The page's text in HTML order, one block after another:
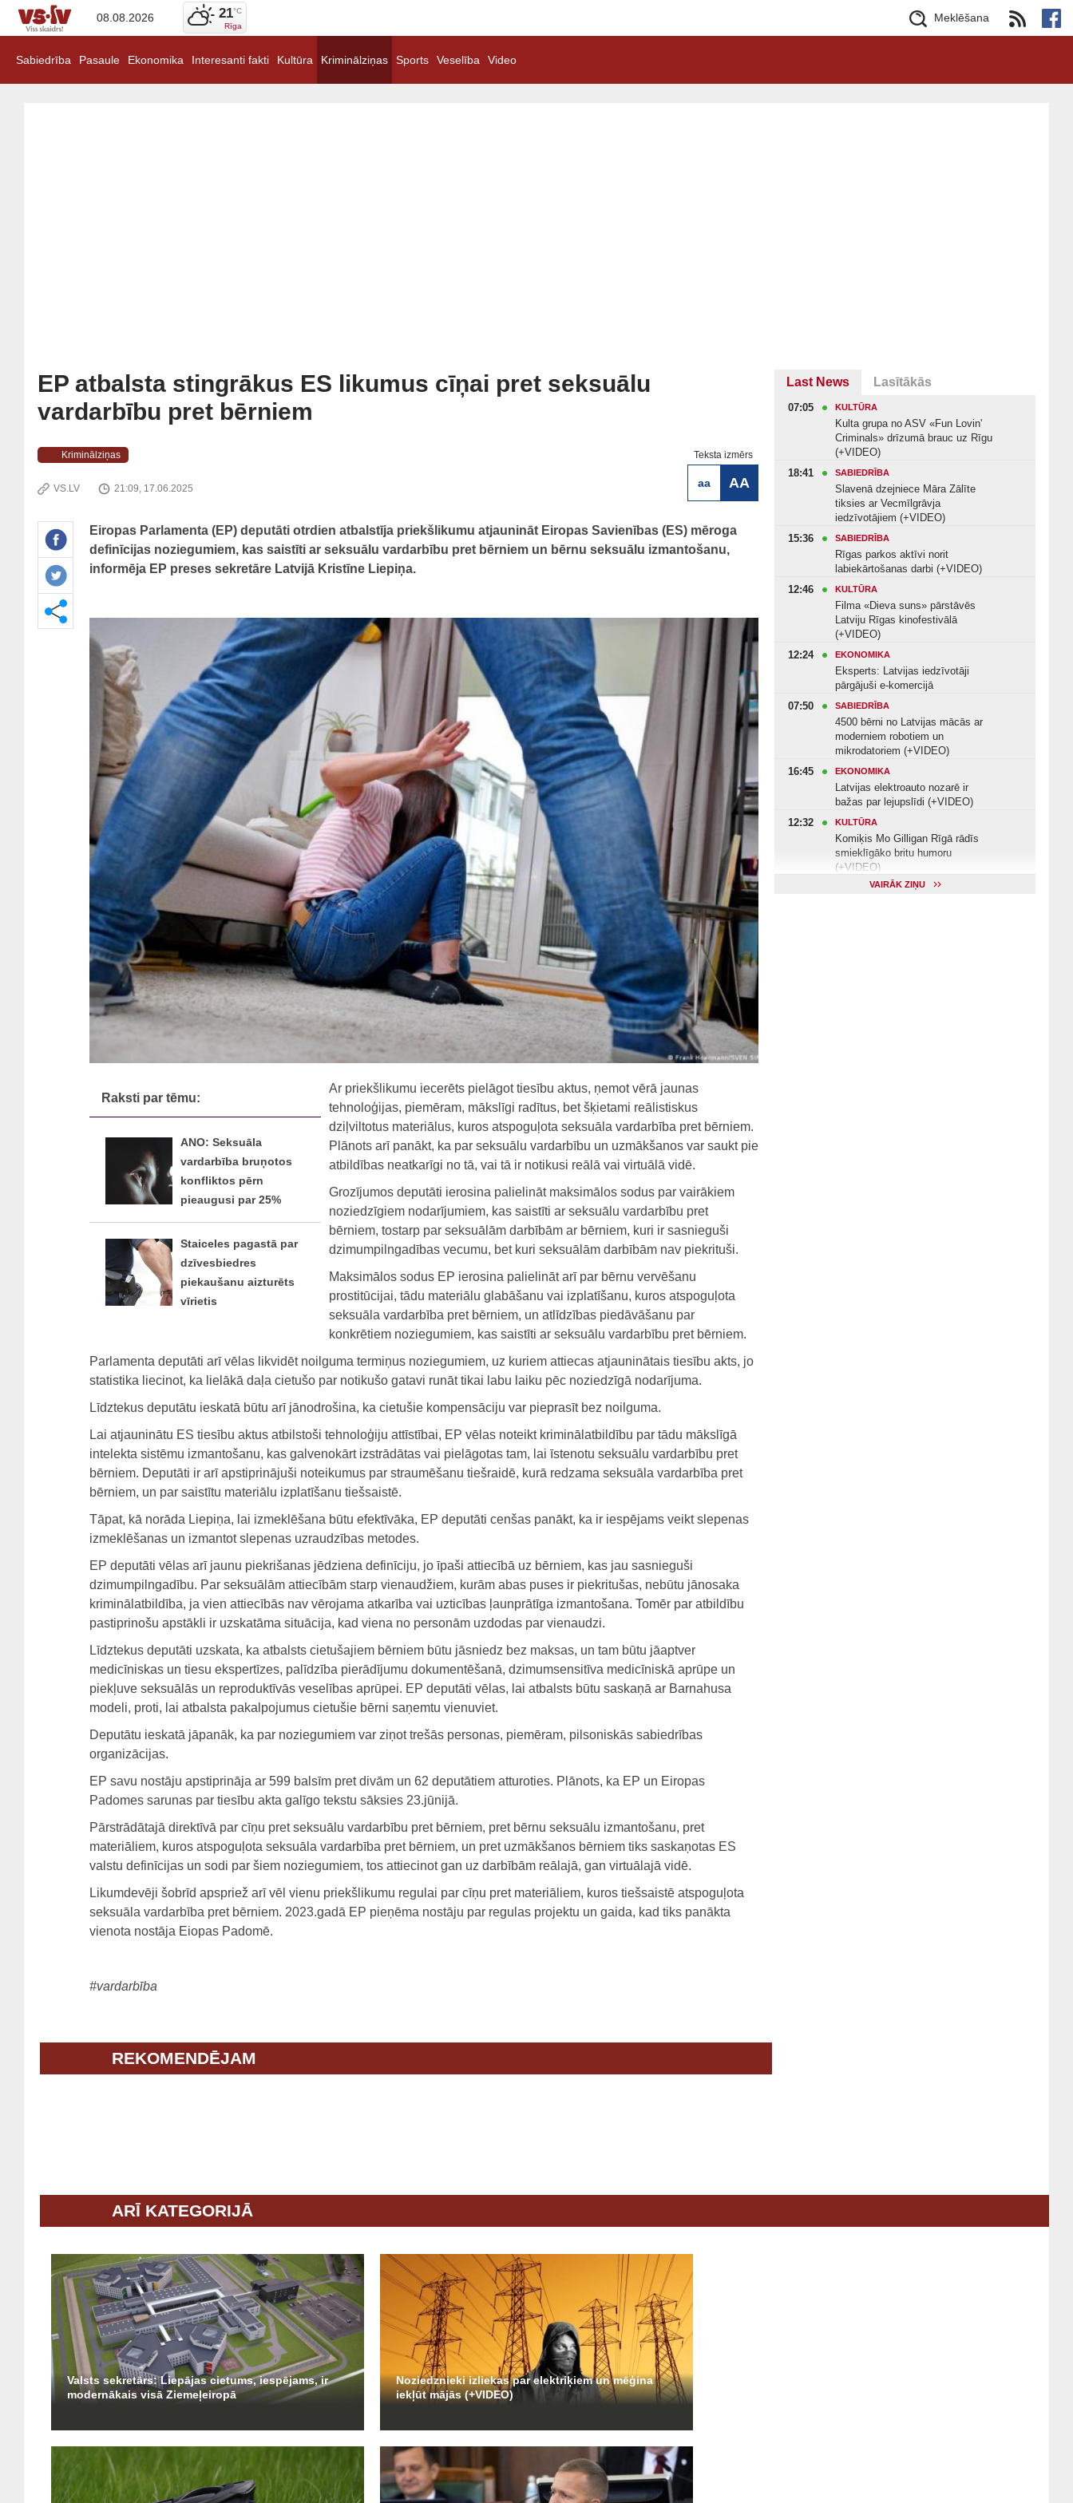
08.08.2026 21°C
Rīga
Meklēšana
Sabiedrība Pasaule Ekonomika Interesanti fakti Kultūra Kriminālziņas Sports Veselība Video
EP atbalsta stingrākus ES likumus cīņai pret seksuālu
vardarbību pret bērniem
Teksta izmērs
aa AA
Kriminālziņas
VS.LV 21:09, 17.06.2025
Eiropas Parlamenta (EP) deputāti otrdien atbalstīja priekšlikumu atjaunināt Eiropas Savienības (ES) mēroga
definīcijas noziegumiem, kas saistīti ar seksuālu vardarbību pret bērniem un bērnu seksuālu izmantošanu,
informēja EP preses sekretāre Latvijā Kristīne Liepiņa.
Raksti par tēmu:
ANO: Seksuāla
vardarbība bruņotos
konfliktos pērn
pieaugusi par 25%
Staiceles pagastā par
dzīvesbiedres
piekaušanu aizturēts
vīrietis
Ar priekšlikumu iecerēts pielāgot tiesību aktus, ņemot vērā jaunas
tehnoloģijas, piemēram, mākslīgi radītus, bet šķietami reālistiskus
dziļviltotus materiālus, kuros atspoguļota seksuāla vardarbība pret bērniem.
Plānots arī panākt, ka par seksuālu vardarbību un uzmākšanos var saukt pie
atbildības neatkarīgi no tā, vai tā ir notikusi reālā vai virtuālā vidē.
Grozījumos deputāti ierosina palielināt maksimālos sodus par vairākiem
noziedzīgiem nodarījumiem, kas saistīti ar seksuālu vardarbību pret
bērniem, tostarp par seksuālām darbībām ar bērniem, kuri ir sasnieguši
dzimumpilngadības vecumu, bet kuri seksuālām darbībām nav piekrituši.
Maksimālos sodus EP ierosina palielināt arī par bērnu vervēšanu
prostitūcijai, tādu materiālu glabāšanu vai izplatīšanu, kuros atspoguļota
seksuāla vardarbība pret bērniem, un atlīdzības piedāvāšanu par
konkrētiem noziegumiem, kas saistīti ar seksuālu vardarbību pret bērniem.
Parlamenta deputāti arī vēlas likvidēt noilguma termiņus noziegumiem, uz kuriem attiecas atjauninātais tiesību akts, jo
statistika liecinot, ka lielākā daļa cietušo par notikušo gatavi runāt tikai labu laiku pēc noziedzīgā nodarījuma.
Līdztekus deputātu ieskatā būtu arī jānodrošina, ka cietušie kompensāciju var pieprasīt bez noilguma.
Lai atjauninātu ES tiesību aktus atbilstoši tehnoloģiju attīstībai, EP vēlas noteikt kriminālatbildību par tādu mākslīgā
intelekta sistēmu izmantošanu, kas galvenokārt izstrādātas vai pielāgotas tam, lai īstenotu seksuālu vardarbību pret
bērniem. Deputāti ir arī apstiprinājuši noteikumus par straumēšanu tiešraidē, kurā redzama seksuāla vardarbība pret
bērniem, un par saistītu materiālu izplatīšanu tiešsaistē.
Tāpat, kā norāda Liepiņa, lai izmeklēšana būtu efektīvāka, EP deputāti cenšas panākt, ka ir iespējams veikt slepenas
izmeklēšanas un izmantot slepenas uzraudzības metodes.
EP deputāti vēlas arī jaunu piekrišanas jēdziena definīciju, jo īpaši attiecībā uz bērniem, kas jau sasnieguši
dzimumpilngadību. Par seksuālām attiecībām starp vienaudžiem, kurām abas puses ir piekritušas, nebūtu jānosaka
kriminālatbildība, ja vien attiecībās nav vērojama atkarība vai uzticības ļaunprātīga izmantošana. Tomēr par atbildību
pastiprinošu apstākli ir uzskatāma situācija, kad viena no personām uzdodas par vienaudzi.
Līdztekus deputāti uzskata, ka atbalsts cietušajiem bērniem būtu jāsniedz bez maksas, un tam būtu jāaptver
medicīniskas un tiesu ekspertīzes, palīdzība pierādījumu dokumentēšanā, dzimumsensitīva medicīniskā aprūpe un
piekļuve seksuālās un reproduktīvās veselības aprūpei. EP deputāti vēlas, lai atbalsts būtu saskaņā ar Barnahusa
modeli, proti, lai atbalsta pakalpojumus cietušie bērni saņemtu vienuviet.
Deputātu ieskatā jāpanāk, ka par noziegumiem var ziņot trešās personas, piemēram, pilsoniskās sabiedrības
organizācijas.
EP savu nostāju apstiprināja ar 599 balsīm pret divām un 62 deputātiem atturoties. Plānots, ka EP un Eiropas
Padomes sarunas par tiesību akta galīgo tekstu sāksies 23.jūnijā.
Pārstrādātajā direktīvā par cīņu pret seksuālu vardarbību pret bērniem, pret bērnu seksuālu izmantošanu, pret
materiāliem, kuros atspoguļota seksuāla vardarbība pret bērniem, un pret uzmākšanos bērniem tiks saskaņotas ES
valstu definīcijas un sodi par šiem noziegumiem, tos attiecinot gan uz darbībām reālajā, gan virtuālajā vidē.
Likumdevēji šobrīd apspriež arī vēl vienu priekšlikumu regulai par cīņu pret materiāliem, kuros tiešsaistē atspoguļota
seksuāla vardarbība pret bērniem. 2023.gadā EP pieņēma nostāju par regulas projektu un gaida, kad tiks panākta
vienota nostāja Eiopas Padomē.
#vardarbība
REKOMENDĒJAM
Last News Lasītākās
07:05 KULTŪRA
Kulta grupa no ASV «Fun Lovin'
Criminals» drīzumā brauc uz Rīgu
(+VIDEO)
18:41
SABIEDRĪBA
Slavenā dzejniece Māra Zālīte
tiksies ar Vecmīlgrāvja
iedzīvotājiem (+VIDEO)
15:36
SABIEDRĪBA
Rīgas parkos aktīvi norit
labiekārtošanas darbi (+VIDEO)
12:46
KULTŪRA
Filma «Dieva suns» pārstāvēs
Latviju Rīgas kinofestivālā
(+VIDEO)
12:24
EKONOMIKA
Eksperts: Latvijas iedzīvotāji
pārgājuši e-komercijā
07:50
SABIEDRĪBA
4500 bērni no Latvijas mācās ar
moderniem robotiem un
mikrodatoriem (+VIDEO)
16:45
EKONOMIKA
Latvijas elektroauto nozarē ir
bažas par lejupslīdi (+VIDEO)
12:32
KULTŪRA
Komiķis Mo Gilligan Rīgā rādīs
smieklīgāko britu humoru
(+VIDEO)
VESELĪBAVAIRĀK ZIŅU
ARĪ KATEGORIJĀ
Valsts sekretārs: Liepājas cietums, iespējams, ir
modernākais visā Ziemeļeiropā
Noziedznieki izliekas par elektriķiem un mēģina
iekļūt mājās (+VIDEO)